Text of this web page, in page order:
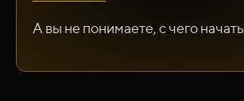
А вы не понимаете, с чего начать